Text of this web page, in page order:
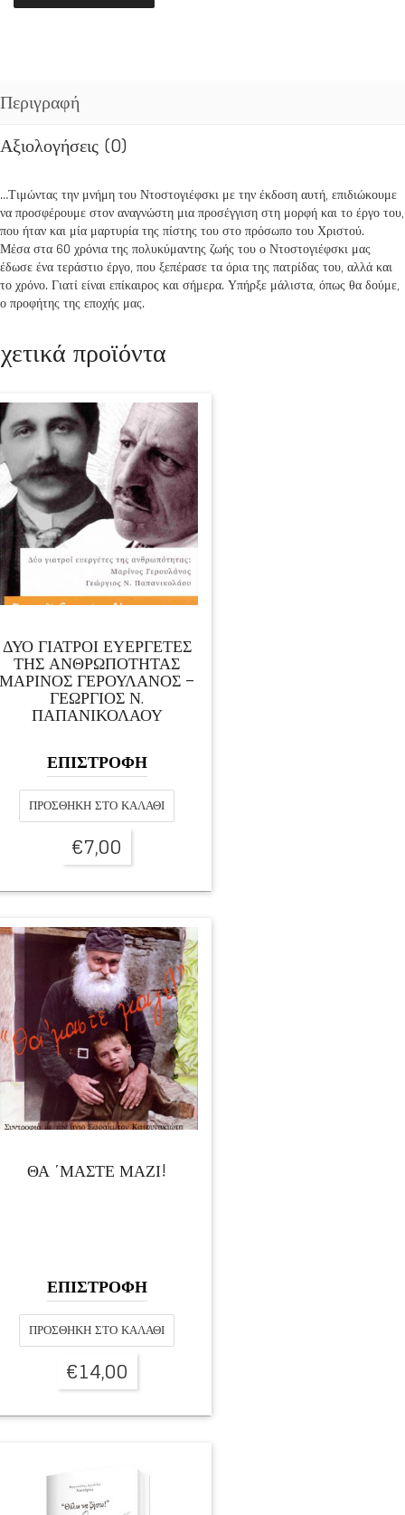
Περιγραφή
Αξιολογήσεις (0)
…Τιμώντας την μνήμη του Ντοστογιέφσκι με την έκδοση αυτή, επιδιώκουμε
να προσφέρουμε στον αναγνώστη μια προσέγγιση στη μορφή και το έργο του,
που ήταν και μία μαρτυρία της πίστης του στο πρόσωπο του Χριστού.
Μέσα στα 60 χρόνια της πολυκύμαντης ζωής του ο Ντοστογιέφσκι μας
έδωσε ένα τεράστιο έργο, που ξεπέρασε τα όρια της πατρίδας του, αλλά και
το χρόνο. Γιατί είναι επίκαιρος και σήμερα. Υπήρξε μάλιστα, όπως θα δούμε,
ο προφήτης της εποχής μας.
προϊόντα
ΔΥΟ ΓΙΑΤΡΟΙ ΕΥΕΡΓΕΤΕΣ
ΤΗΣ ΑΝΘΡΩΠΟΤΗΤΑΣ
ΜΑΡΊΝΟΣ ΓΕΡΟΥΛΆΝΟΣ –
ΓΕΏΡΓΙΟΣ Ν.
ΠΑΠΑΝΙΚΟΛΆΟΥ
ΕΠΙΣΤΡΟΦΗ
ΠΡΟΣΘΉΚΗ ΣΤΟ ΚΑΛΆΘΙ
€7,00
ΘΑ ΄ΜΑΣΤΕ ΜΑΖΙ!
ΕΠΙΣΤΡΟΦΗ
ΠΡΟΣΘΉΚΗ ΣΤΟ ΚΑΛΆΘΙ
€14,00